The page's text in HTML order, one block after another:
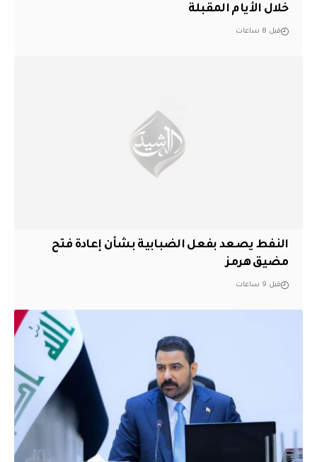
خلال الأيام المقبلة
قبل 8 ساعات
النفط يصعد بفعل الضبابية بشأن إعادة فتح
مضيق هرمز
قبل 9 ساعات